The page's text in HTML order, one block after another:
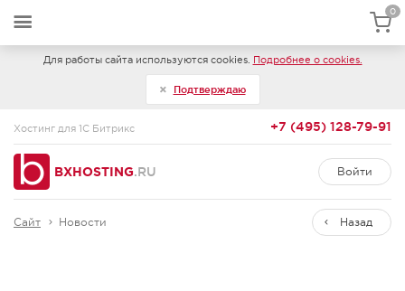
Для работы сайта используются cookies. Подробнее о cookies.
Подтверждаю
Хостинг для 1С Битрикс +7 (495) 128-79-91
BXHOSTING.RU Войти
Сайт Новости Назад
0